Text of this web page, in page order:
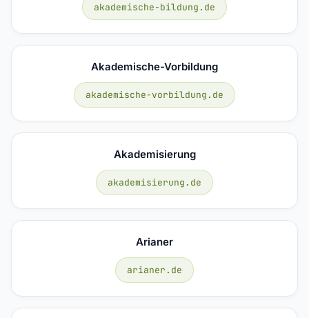
akademische-bildung.de
Akademische-Vorbildung
akademische-vorbildung.de
Akademisierung
akademisierung.de
Arianer
arianer.de